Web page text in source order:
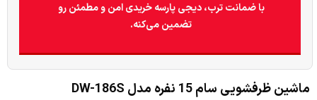
با ضمانت ترب، دیجی پارسه خریدی امن و مطمئن رو
تضمین می‌کنه.
ماشین ظرفشویی سام 15 نفره مدل DW-186S